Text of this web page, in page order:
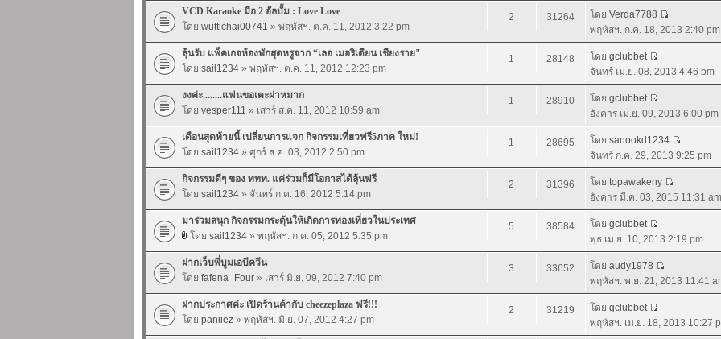
VCD Karaoke มือ 2 อัลบั้ม : Love Love
โดย wuttichai00741 » พฤหัสฯ. ต.ค. 11, 2012 3:22 pm
2 31264 โดย Verda7788
พฤหัสฯ. ก.ค. 18, 2013 2:40 pm
ลุ้นรับ แพ็คเกจห้องพักสุดหรูจาก “เลอ เมอริเดียน เชียงราย"
โดย sail1234 » พฤหัสฯ. ต.ค. 11, 2012 12:23 pm
1 28148 โดย gclubbet
จันทร์ เม.ย. 08, 2013 4:46 pm
งงค่ะ........แฟนขอเตะผ่าหมาก
โดย vesper111 » เสาร์ ส.ค. 11, 2012 10:59 am
1 28910 โดย gclubbet
อังคาร เม.ย. 09, 2013 6:00 pm
เดือนสุดท้ายนี้ เปลี่ยนการแจก กิจกรรมเที่ยวฟรี5ภาค ใหม่!
โดย sail1234 » ศุกร์ ส.ค. 03, 2012 2:50 pm
1 28695 โดย sanookd1234
จันทร์ ก.ค. 29, 2013 9:25 pm
กิจกรรมดีๆ ของ ททท. แค่ร่วมก็มีโอกาสได้ลุ้นฟรี
โดย sail1234 » จันทร์ ก.ค. 16, 2012 5:14 pm
2 31396 โดย topawakeny
อังคาร มี.ค. 03, 2015 11:31 am
มาร่วมสนุก กิจกรรมกระตุ้นให้เกิดการท่องเที่ยวในประเทศ
โดย sail1234 » พฤหัสฯ. ก.ค. 05, 2012 5:35 pm
5 38584 โดย gclubbet
พุธ เม.ย. 10, 2013 2:19 pm
ฝากเว็บพี่บูมเอบีควีน
โดย fafena_Four » เสาร์ มิ.ย. 09, 2012 7:40 pm
3 33652 โดย audy1978
พฤหัสฯ. พ.ย. 21, 2013 11:41
ฝากประกาศค่ะ เปิดร้านค้ากับ cheezeplaza ฟรี!!!
โดย paniiez » พฤหัสฯ. มิ.ย. 07, 2012 4:27 pm
2 31219 โดย gclubbet
พฤหัสฯ. เม.ย. 18, 2013 10:27